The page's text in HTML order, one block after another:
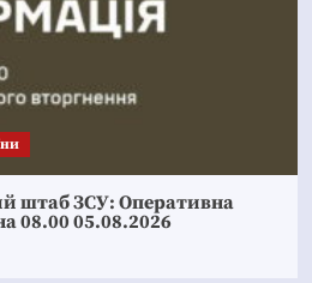
штаб ЗСУ: Оперативна
08.00 05.08.2026